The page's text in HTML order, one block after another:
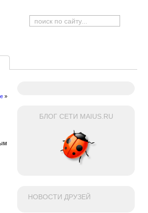
БЛОГ СЕТИ MAIUS.RU
НОВОСТИ ДРУЗЕЙ
»